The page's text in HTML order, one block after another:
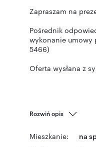
Zapraszam na
Pośrednik
wykonanie
5466)
Oferta wysłana z
Rozwiń opis
Mieszkanie: na